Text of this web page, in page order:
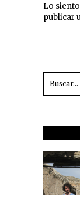
Lo
publicar